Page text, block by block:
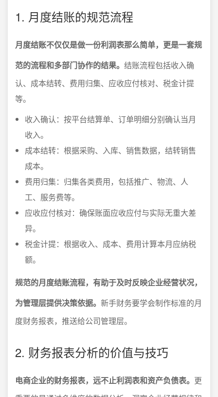
1. 月度结账的规范流程
月度结账不仅仅是做一份利润表那么简单，更是一套规
范的流程和多部门协作的结果。 结账流程包括收入确
认、成本结转、费用归集、应收应付核对、税金计提
等。
收入确认：按平台结算单、订单明细分别确认当月
收入。
成本结转：根据采购、入库、销售数据，结转销售
成本。
费用归集：归集各类费用，包括推广、物流、人
工、服务费等。
应收应付核对：确保账面应收应付与实际无重大差
异。
税金计提：根据收入、成本、费用计算本月应纳税
额。
规范的月度结账流程，有助于及时反映企业经营状况，
为管理层提供决策依据。 新手财务要学会制作标准的月
度财务报表，推送给公司管理层。
2. 财务报表分析的价值与技巧
电商企业的财务报表，远不止利润表和资产负债表。 更